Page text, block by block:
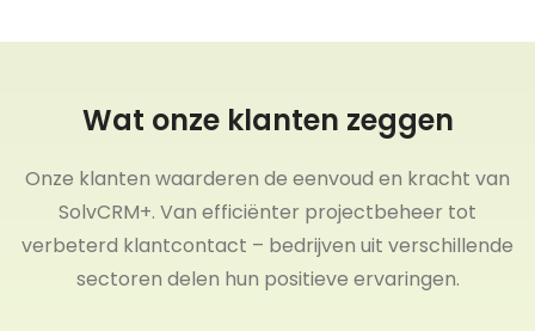
Wat onze klanten zeggen
Onze klanten waarderen de eenvoud en kracht van
SolvCRM+. Van efficiënter projectbeheer tot
verbeterd klantcontact – bedrijven uit verschillende
sectoren delen hun positieve ervaringen.